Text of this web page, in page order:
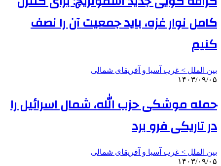
کامل نوار غزه، باید جمعیت آن را نصف
کنیم
بین الملل > غرب آسیا و آفریقای شمالی
۱۴۰۳/۰۹/۰۵
حمله موشکی حزب الله، شمال اسرائیل را
در تاریکی فرو برد
بین الملل > غرب آسیا و آفریقای شمالی
۱۴۰۳/۰۹/۰۵